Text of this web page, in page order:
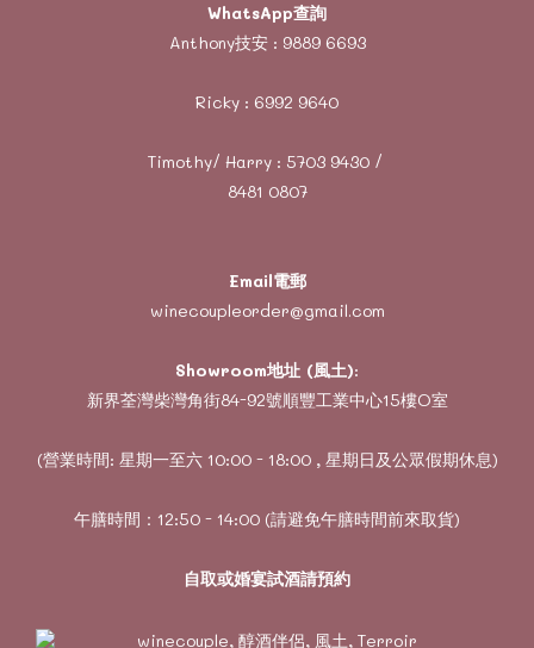
WhatsApp查詢
Anthony技安 : 9889 6693
Ricky : 6992 9640
Timothy/ Harry : 5703 9430/
8481 0807
Email電郵
winecoupleorder@gmail.com
Showroom地址 (風土):
新界荃灣柴灣角街84-92號順豐工業中心15樓O室
(營業時間: 星期一至六 10:00 - 18:00 , 星期日及公眾假期休息)
午膳時間：12:50 - 14:00 (請避免午膳時間前來取貨)
自取或婚宴試酒請預約